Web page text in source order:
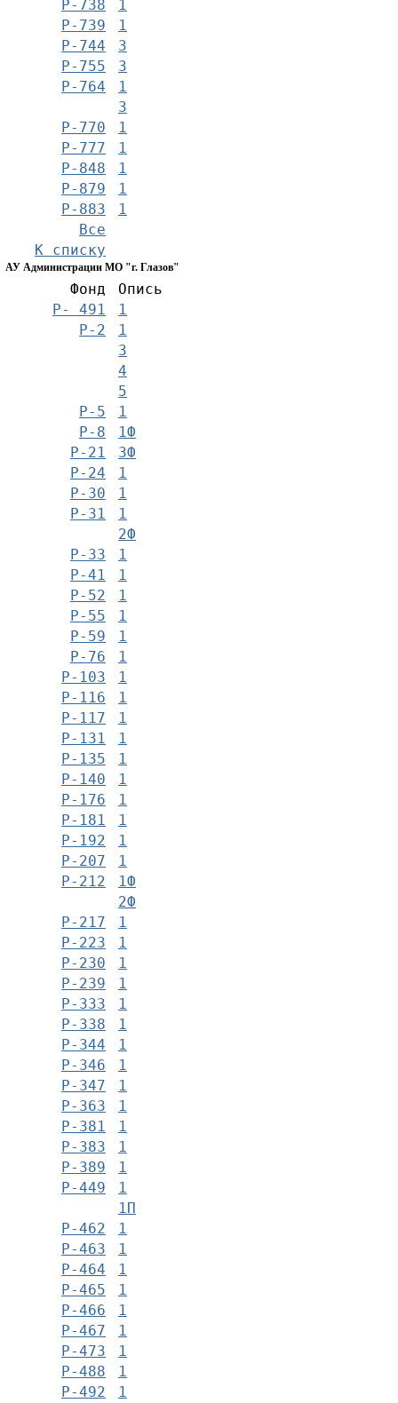
Р-738
1
Р-739
1
Р-744
3
Р-755
3
Р-764
1
3
Р-770
1
Р-777
1
Р-848
1
Р-879
1
Р-883
1
Все
К списку
АУ Администрации МО "г. Глазов"
Фонд
Опись
Р- 491
1
Р-2
1
3
4
5
Р-5
Р-8
1
Р-21
1Ф
3Ф
Р-24
1
Р-30
1
Р-31
1
2Ф
Р-33
1
Р-41
1
Р-52
1
Р-55
1
Р-59
1
Р-76
1
Р-103
1
Р-116
1
Р-117
1
Р-131
1
Р-135
1
Р-140
1
Р-176
1
Р-181
1
Р-192
1
Р-207
1
Р-212
1Ф
2Ф
Р-217
1
Р-223
1
Р-230
1
Р-239
1
Р-333
1
Р-338
1
Р-344
1
Р-346
1
Р-347
1
Р-363
1
Р-381
1
Р-383
1
Р-389
1
Р-449
1
1П
Р-462
1
Р-463
1
Р-464
1
Р-465
1
Р-466
1
Р-467
1
Р-473
1
Р-488
1
Р-492
1